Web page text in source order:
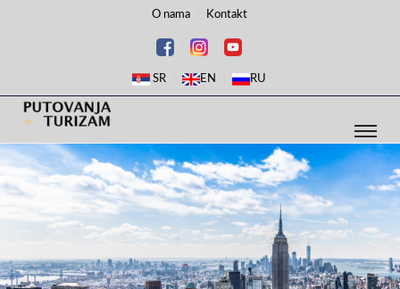
O nama Kontakt
SR EN RU